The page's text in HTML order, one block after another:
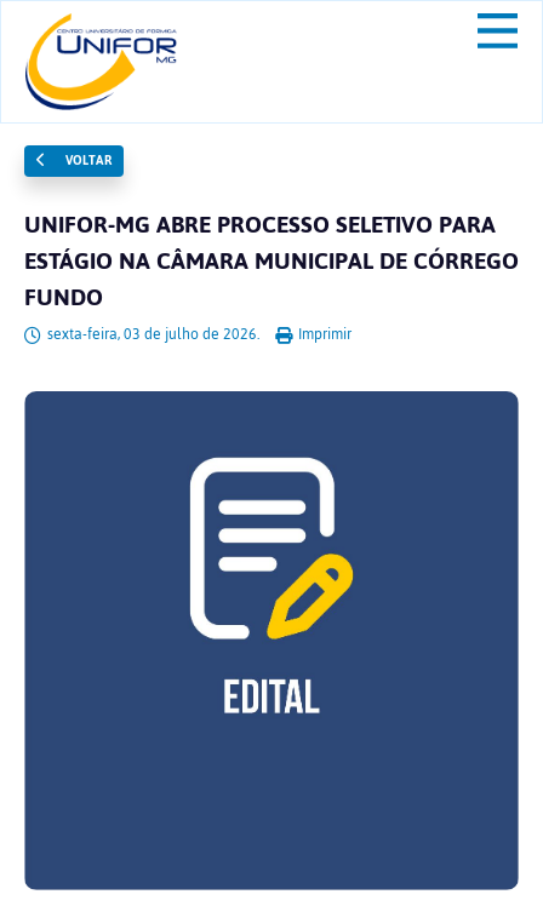
VOLTAR
UNIFOR-MG ABRE PROCESSO SELETIVO PARA
ESTÁGIO NA CÂMARA MUNICIPAL DE CÓRREGO
FUNDO
sexta-feira, 03 de julho de 2026. Imprimir